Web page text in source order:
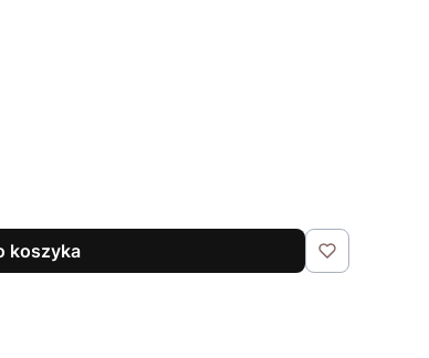
koszyka